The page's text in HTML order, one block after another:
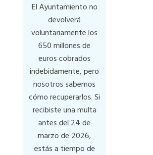
El Ayuntamiento no
devolverá
voluntariamente los
650 millones de
euros cobrados
indebidamente, pero
nosotros sabemos
cómo recuperarlos. Si
recibiste una multa
antes del 24 de
marzo de 2026,
estás a tiempo de